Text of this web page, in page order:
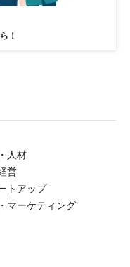
！
人材
営
トアップ
マーケティング